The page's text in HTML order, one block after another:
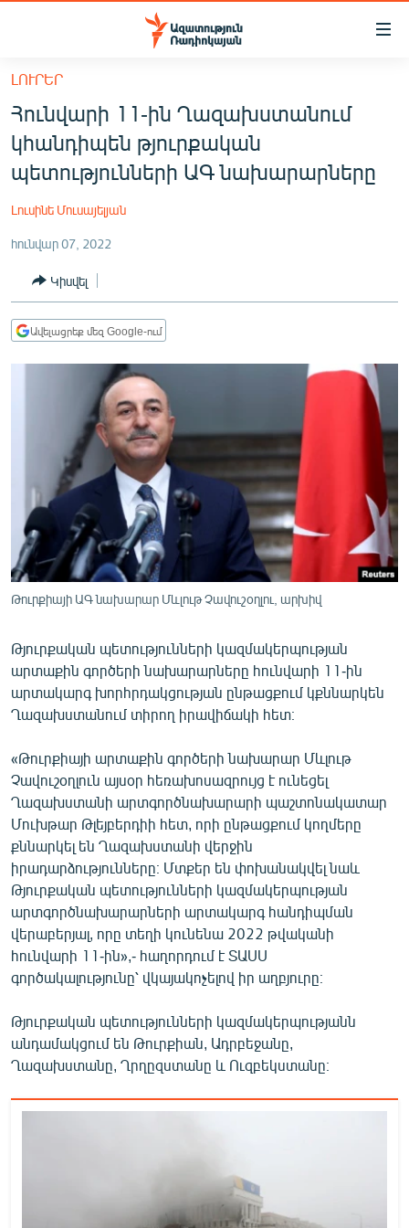
Մատչելիության
հիմնական
բովանդակությանը
Անցնել
հիմնական
մենյուին
ՀԱՅԱՍՏԱՆ
ՔԱՂԱՔԱԿԱՆ
ՏՆՏԵՍՈՒԹՅՈՒՆ
ՂԱՐԱԲԱՂ
ՏԱՐԱԾԱՇՐՋԱՆ
ՄԻՋԱԶԳԱՅԻՆ
ՄՇԱԿՈՒՅԹ
ՍՊՈՐՏ
ՄԵԿՆԱԲԱՆՈՒԹՅՈՒՆ
ՏՏ ԵՒ ԻՆՏԵՐՆԵՏ
ՏԵՍԱՆՅՈՒԹԵՐ
ԲԱՆԱՎԵՃ
ՁԳՏԵԼՈՎ ԼԱՎԱԳՈՒՅՆԻՆ
ՓՈԴՔԱՍԹ
Հայերեն
English
Русский
ՀԵՏԵՎԵՔ ՄԵԶ
«Ազատության» բոլոր կայքերը
ԼՈՒՐԵՐ
Հունվարի 11-ին Ղազախստանում
կհանդիպեն թյուրքական
պետությունների ԱԳ նախարարները
Լուսինե Մուսայելյան
հունվար 07, 2022
Կիսվել
Ավելացրեք մեզ Google-ում
Թուրքիայի ԱԳ նախարար Մևլութ Չավուշօղլու, արխիվ
Թյուրքական պետությունների կազմակերպության
արտաքին գործերի նախարարները հունվարի 11-ին
արտակարգ խորհրդակցության ընթացքում կքննարկեն
Ղազախստանում տիրող իրավիճակի հետ։
«Թուրքիայի արտաքին գործերի նախարար Մևլութ
Չավուշօղլուն այսօր հեռախոսազրույց է ունեցել
Ղազախստանի արտգործնախարարի պաշտոնակատար
Մուխթար Թլեյբերդիի հետ, որի ընթացքում կողմերը
քննարկել են Ղազախստանի վերջին
իրադարձությունները։ Մտքեր են փոխանակվել նաև
Թյուրքական պետությունների կազմակերպության
արտգործնախարարների արտակարգ հանդիպման
վերաբերյալ, որը տեղի կունենա 2022 թվականի
հունվարի 11-ին»,- հաղորդում է ՏԱՍՍ
գործակալությունը՝ վկայակոչելով իր աղբյուրը։
Թյուրքական պետությունների կազմակերպությանն
անդամակցում են Թուրքիան, Ադրբեջանը,
Ղազախստանը, Ղրղըզստանը և Ուզբեկստանը։